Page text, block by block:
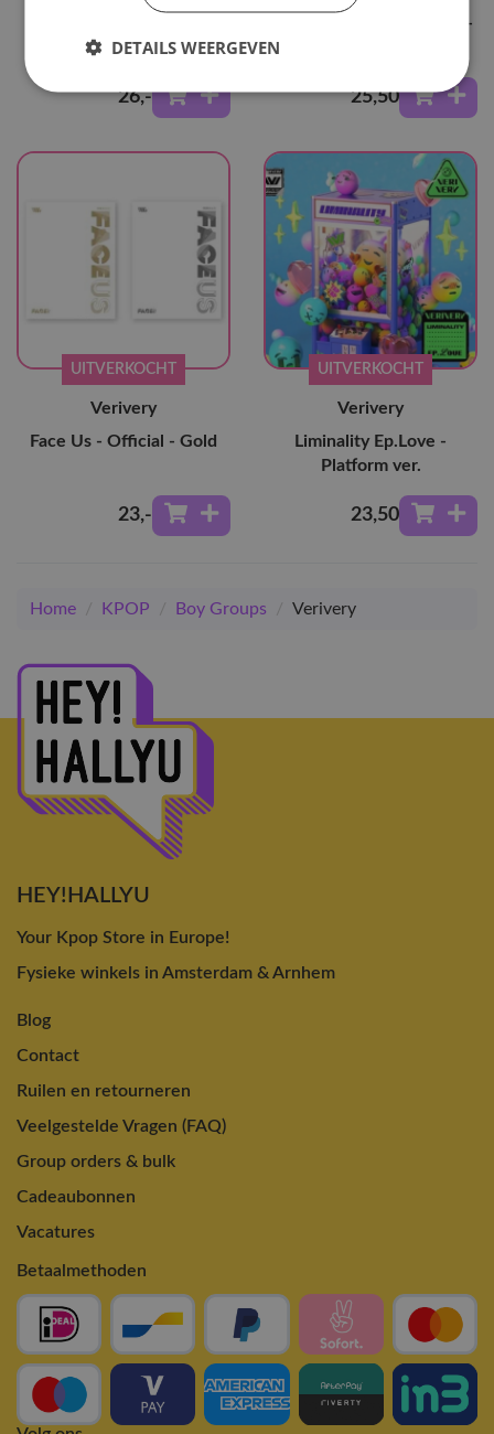
26,-
Series O [Round 2: Hole] -
25,50
UITVERKOCHT
Verivery
Face Us - Official - Gold
23,-
UITVERKOCHT
Verivery
Liminality Ep.Love -
Platform ver.
23,50
Home / KPOP / Boy Groups / Verivery
HEY!HALLYU
Your Kpop Store in Europe!
Fysieke winkels in Amsterdam & Arnhem
Blog
Contact
Ruilen en retourneren
Veelgestelde Vragen (FAQ)
Group orders & bulk
Cadeaubonnen
Vacatures
Betaalmethoden
DETAILS WEERGEVEN